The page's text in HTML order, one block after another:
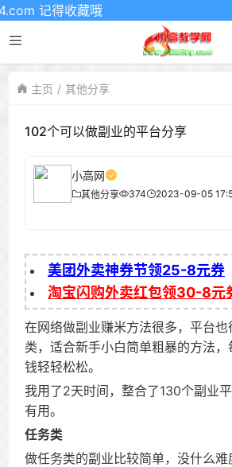
得收藏哦
主页 其他分享
102个可以做副业的平台分享
小高网
其他分享 374 2023-09-05
美团外卖神券节领25-8元券
淘宝闪购外卖红包领30-8元
在网络做副业赚米方法很多，平台
类，适合新手小白简单粗暴的方法
钱轻轻松松。
我用了2天时间，整合了130个副业
有用。
任务类
做任务类的副业比较简单，没什么